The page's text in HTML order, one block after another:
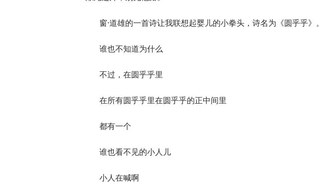
窗·道雄的一首诗让我联想起婴儿的小拳头，诗名为《圆乎乎》。
谁也不知道为什么
不过，在圆乎乎里
在所有圆乎乎里在圆乎乎的正中间里
都有一个
谁也看不见的小人儿
小人在喊啊